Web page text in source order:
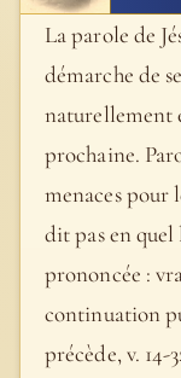
La parole de
démarche de
naturellement
prochaine.
menaces pour
dit pas en
prononcée :
continuation
précède, v. 14-